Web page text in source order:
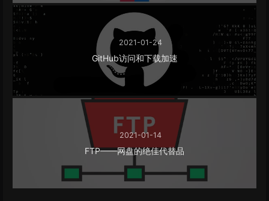
2021-01-24
GitHub访问和下载加速
2021-01-14
FTP——网盘的绝佳代替品